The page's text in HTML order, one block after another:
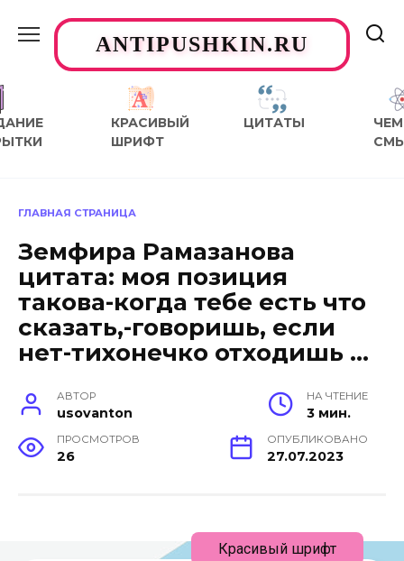
содержаниюANTIPUSHKIN.RU
КРАСИВЫЙ
ШРИФТ
ЦИТАТЫ
ЧЕМ
ГЛАВНАЯ СТРАНИЦА
Земфира Рамазанова
цитата: моя позиция
такова-когда тебе есть что
сказать,-говоришь, если
нет-тихонечко отходишь …
АВТОР
usovanton
НА ЧТЕНИЕ
3 мин.
ПРОСМОТРОВ
26
ОПУБЛИКОВАНО
27.07.2023
Красивый шрифт